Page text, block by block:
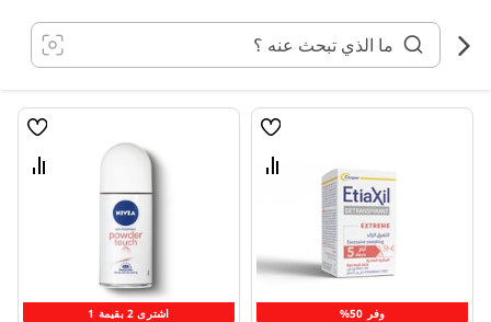
المحتوى
وفر 50%
قائمة
قارن
اشترى 2 بقيمة 1
قائمة
قارن